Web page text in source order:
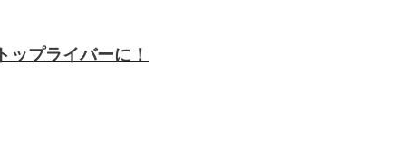
プライバーに！